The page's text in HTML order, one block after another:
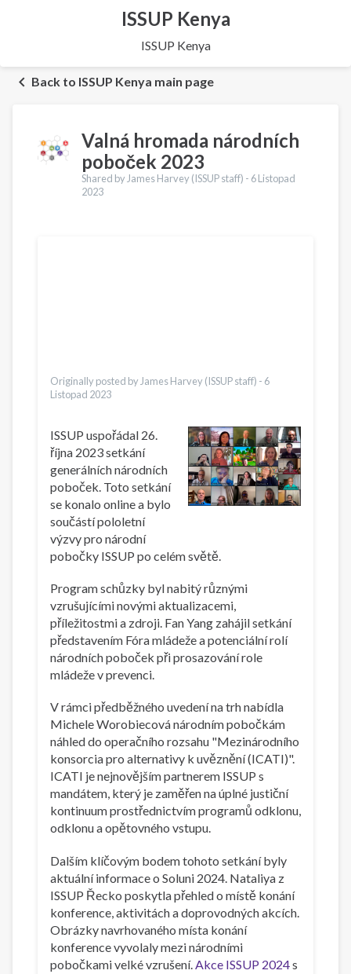
ISSUP Kenya
ISSUP Kenya
Back to ISSUP Kenya main page
Valná hromada národních
poboček 2023
Shared by James Harvey (ISSUP staff) - 6 Listopad
2023
Originally posted by James Harvey (ISSUP staff) - 6
Listopad 2023
ISSUP uspořádal 26.
října 2023 setkání
generálních národních
poboček. Toto setkání
se konalo online a bylo
součástí pololetní
výzvy pro národní
pobočky ISSUP po celém světě.
Program schůzky byl nabitý různými
vzrušujícími novými aktualizacemi,
příležitostmi a zdroji. Fan Yang zahájil setkání
představením Fóra mládeže a potenciální rolí
národních poboček při prosazování role
mládeže v prevenci.
V rámci předběžného uvedení na trh nabídla
Michele Worobiecová národním pobočkám
náhled do operačního rozsahu "Mezinárodního
konsorcia pro alternativy k uvěznění (ICATI)".
ICATI je nejnovějším partnerem ISSUP s
mandátem, který je zaměřen na úplné justiční
kontinuum prostřednictvím programů odklonu,
odklonu a opětovného vstupu.
Dalším klíčovým bodem tohoto setkání byly
aktuální informace o Soluni 2024. Nataliya z
ISSUP Řecko poskytla přehled o místě konání
konference, aktivitách a doprovodných akcích.
Obrázky navrhovaného místa konání
konference vyvolaly mezi národními
pobočkami velké vzrušení. Akce ISSUP 2024s